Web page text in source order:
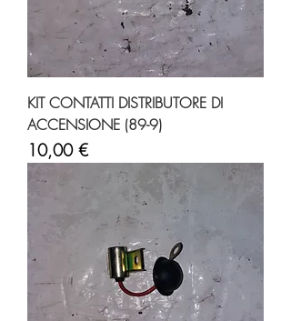
KIT CONTATTI DISTRIBUTORE DI
ACCENSIONE (89-9)
Prezzo
10,00 €